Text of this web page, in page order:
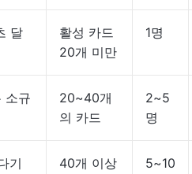
달
활성 카드
20개 미만
1명
소규
20~40개
의 카드
2~5
명
기
40개 이상
5~10